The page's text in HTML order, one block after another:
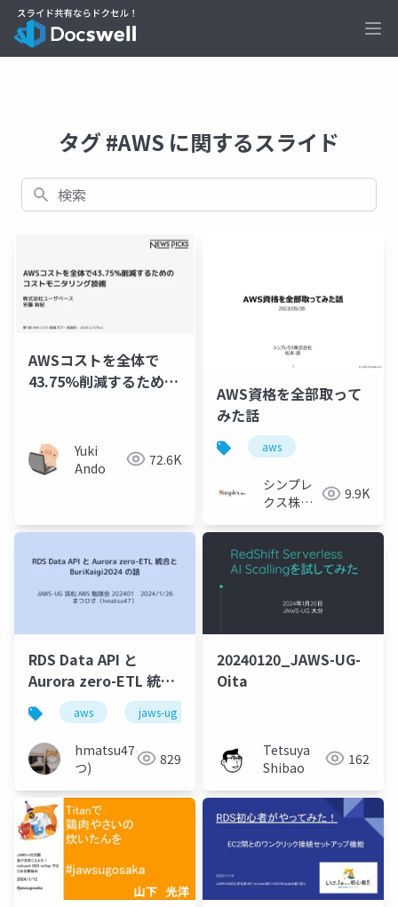
タグ #AWS に関するスライド
検索
AWSコストを全体で
43.75%削減するための
Yuki
Ando
72.6K
AWS資格を全部取って
みた話
aws
シンプレ
クス株式
9.9K
RDS Data API と
Aurora zero-ETL 統合
と BuriKaigi2024 の話
aws jaws-ug
hmatsu47(ま
つ)
829
20240120_JAWS-UG-
Oita
Tetsuya
Shibao
162